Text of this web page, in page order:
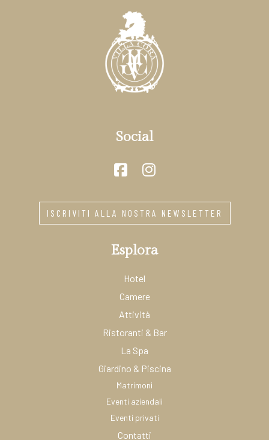
Social
ISCRIVITI ALLA NOSTRA NEWSLETTER
Esplora
Hotel
Camere
Attività
Ristoranti & Bar
La Spa
Giardino & Piscina
Matrimoni
Eventi aziendali
Eventi privati
Contatti